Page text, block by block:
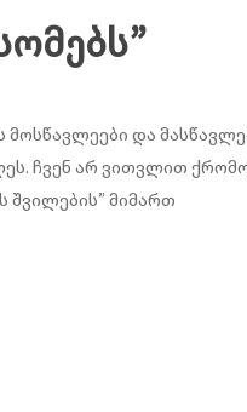
და
ჩვენ არ ვითვლით
შვილების” მიმართ